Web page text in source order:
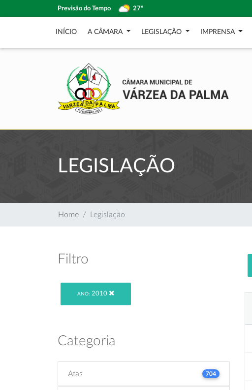
Previsão do Tempo 27º
INÍCIO A CÂMARA LEGISLAÇÃO IMPRENSA
LEGISLAÇÃO
Home Legislação
Filtro
ANO: 2010
Categoria
Atas 704